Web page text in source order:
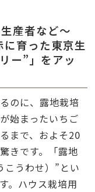
産者など～
に育った東京生
ー”」をアッ
のに、露地栽培
始まったいちご
まで、およそ20
きです。「露地
こうわせ）”とい
。ハウス栽培用